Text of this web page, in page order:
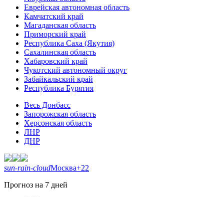
Еврейская автономная область
Камчатский край
Магаданская область
Приморский край
Республика Саха (Якутия)
Сахалинская область
Хабаровский край
Чукотский автономный округ
Забайкальский край
Республика Бурятия
Весь Донбасс
Запорожская область
Херсонская область
ЛНР
ДНР
sun-rain-cloudМосква+22
Прогноз на 7 дней